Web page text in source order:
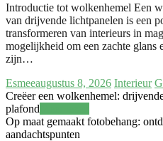
Introductie tot wolkenhemel Een
van drijvende lichtpanelen is een
transformeren van interieurs in
mogelijkheid om een zachte glans
zijn…
Esmeeaugustus 8, 2026 Interieur
Creëer een wolkenhemel:
plafond
Op maat gemaakt fotobehang:
aandachtspunten